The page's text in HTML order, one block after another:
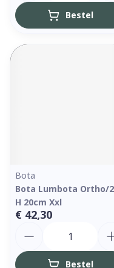
Bestel
Bota
Bota Lumbota Ortho/
H 20cm Xxl
€ 42,30
Bestel